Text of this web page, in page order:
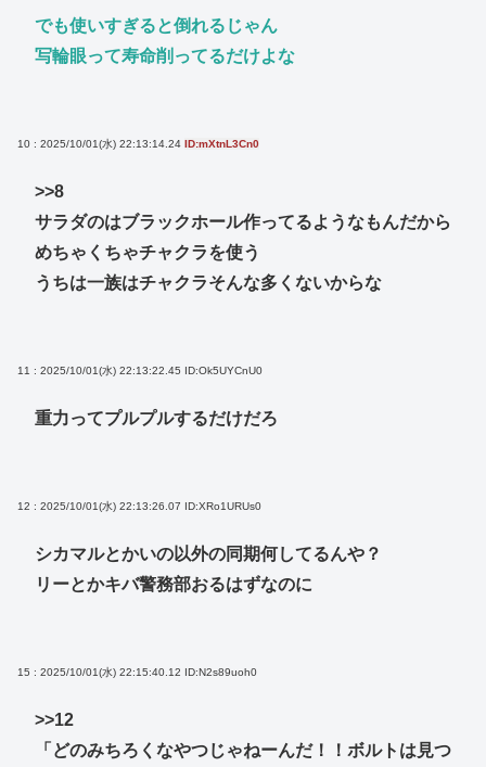
でも使いすぎると倒れるじゃん
写輪眼って寿命削ってるだけよな
10 : 2025/10/01(水) 22:13:14.24 ID:mXtnL3Cn0
>>8
サラダのはブラックホール作ってるようなもんだから
めちゃくちゃチャクラを使う
うちは一族はチャクラそんな多くないからな
11 : 2025/10/01(水) 22:13:22.45 ID:Ok5UYCnU0
重力ってプルプルするだけだろ
12 : 2025/10/01(水) 22:13:26.07 ID:XRo1URUs0
シカマルとかいの以外の同期何してるんや？
リーとかキバ警務部おるはずなのに
15 : 2025/10/01(水) 22:15:40.12 ID:N2s89uoh0
>>12
「どのみちろくなやつじゃねーんだ！！ボルトは見つ